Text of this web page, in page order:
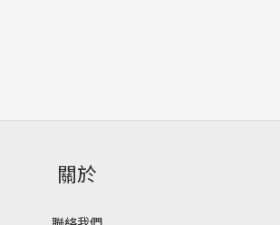
關於